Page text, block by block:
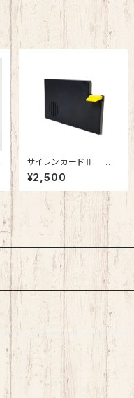
ち運び便利 傾斜台 視
覚障がい 新聞読みスタ
ンド 弱視用書見台 ハン
ズフリー ポータブル
サイレンカードⅡ 引
戸に簡単取付、防犯アラ
ーム＆補助錠でW対
策 特許商品
¥2,500